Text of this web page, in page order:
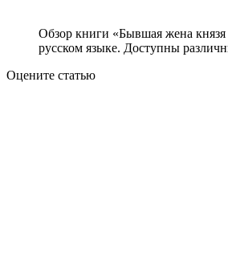
Обзор книги «Бывшая жена
русском языке. Доступны
Оцените статью